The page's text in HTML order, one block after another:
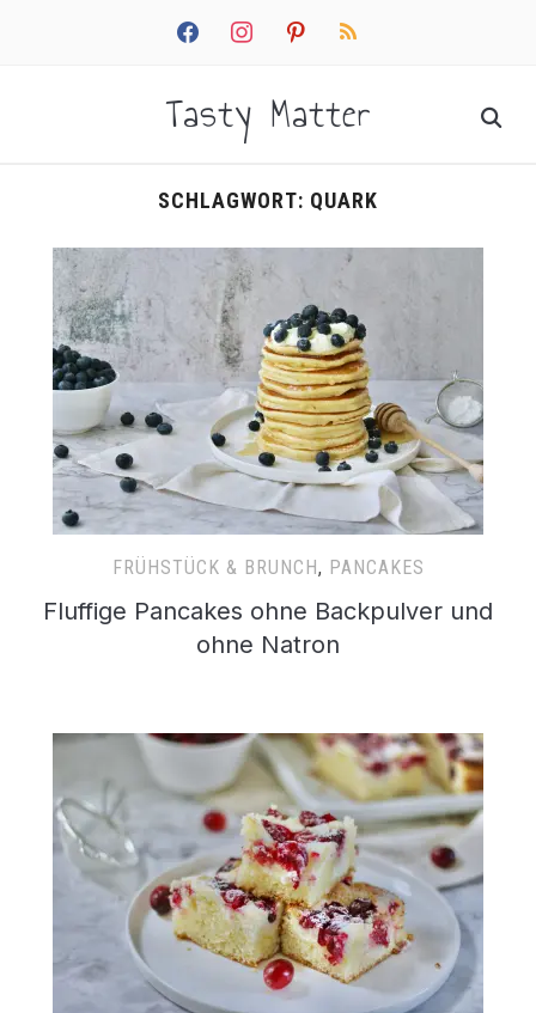
facebookinstagrampinterestrss
Tasty Matter
SCHLAGWORT: QUARK
FRÜHSTÜCK & BRUNCH, PANCAKES
Fluffige Pancakes ohne Backpulver und
ohne Natron